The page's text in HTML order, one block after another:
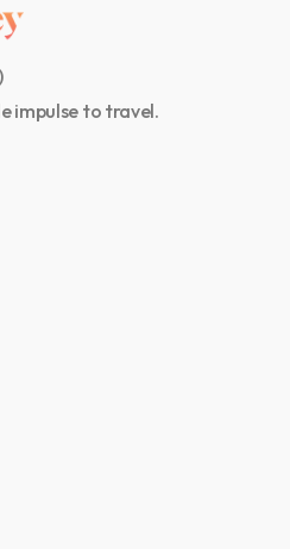
impulse to travel.